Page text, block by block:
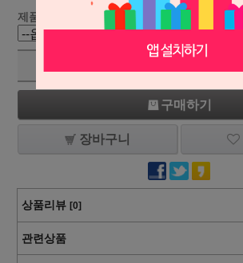
제품 선택 :
구매하기
장바구니
상품리뷰 [0]
관련상품